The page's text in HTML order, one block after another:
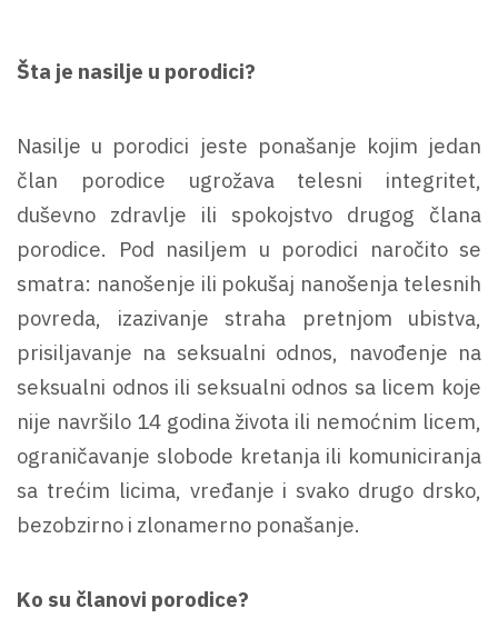
Šta je nasilje u porodici?
Nasilje u porodici jeste ponašanje kojim jedan
član porodice ugrožava telesni integritet,
duševno zdravlje ili spokojstvo drugog člana
porodice. Pod nasiljem u porodici naročito se
smatra: nanošenje ili pokušaj nanošenja telesnih
povreda, izazivanje straha pretnjom ubistva,
prisiljavanje na seksualni odnos, navođenje na
seksualni odnos ili seksualni odnos sa licem koje
nije navršilo 14 godina života ili nemoćnim licem,
ograničavanje slobode kretanja ili komuniciranja
sa trećim licima, vređanje i svako drugo drsko,
bezobzirno i zlonamerno ponašanje.
Ko su članovi porodice?